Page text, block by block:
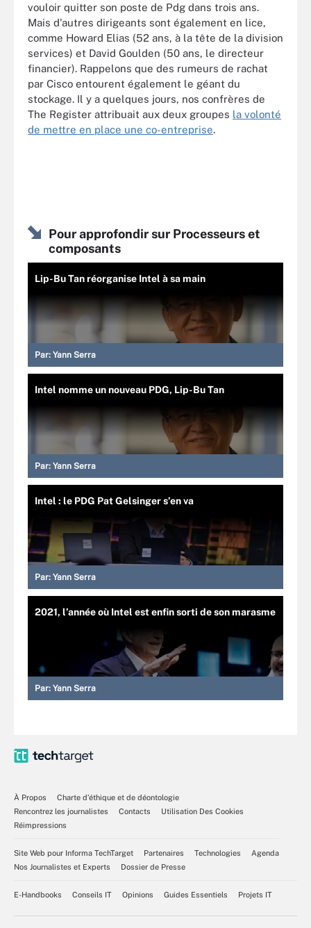
vouloir quitter son poste de Pdg dans trois ans.
Mais d'autres dirigeants sont également en lice,
comme Howard Elias (52 ans, à la tête de la division
services) et David Goulden (50 ans, le directeur
financier). Rappelons que des rumeurs de rachat
par Cisco entourent également le géant du
stockage. Il y a quelques jours, nos confrères de
The Register attribuait aux deux groupes la volonté
de mettre en place une co-entreprise.
Pour approfondir sur Processeurs et
composants
Lip-Bu Tan réorganise Intel à sa main
Par: Yann Serra
Intel nomme un nouveau PDG, Lip-Bu Tan
Par: Yann Serra
Intel : le PDG Pat Gelsinger s’en va
Par: Yann Serra
2021, l’année où Intel est enfin sorti de son marasme
Par: Yann Serra
À Propos
Charte d’éthique et de déontologie
Rencontrez les journalistes
Contacts
Utilisation Des Cookies
Réimpressions
Site Web pour Informa TechTarget Partenaires Technologies
Agenda
Nos Journalistes et Experts
Dossier de Presse
E-Handbooks Conseils IT Opinions Guides Essentiels Projets IT